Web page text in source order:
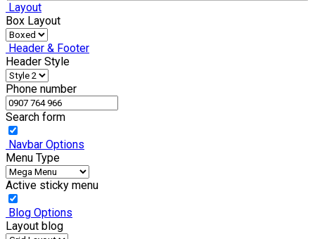
Layout
Box Layout
Header & Footer
Header Style
Phone number
Search form
Navbar Options
Menu Type
Active sticky menu
Blog Options
Layout blog